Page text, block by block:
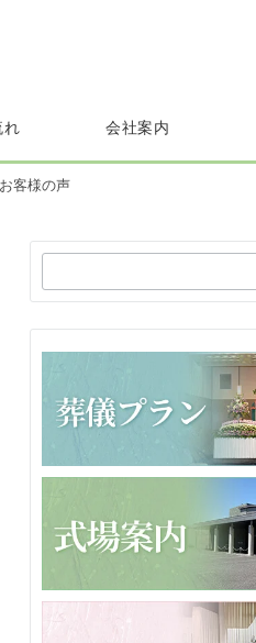
れ 会社案内
客様の声
索：